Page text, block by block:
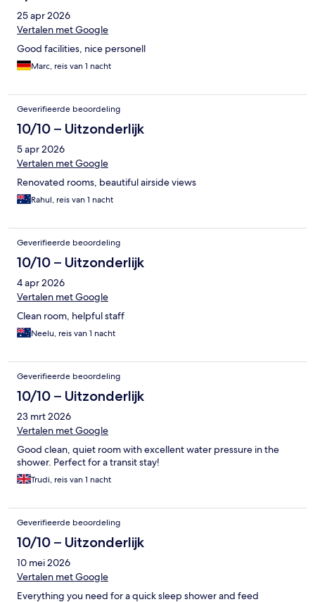
25 apr 2026
Vertalen met Google
Good facilities, nice personell
Marc, reis van 1 nacht
Geverifieerde beoordeling
10/10 – Uitzonderlijk
5 apr 2026
Vertalen met Google
Renovated rooms, beautiful airside views
Rahul, reis van 1 nacht
Geverifieerde beoordeling
10/10 – Uitzonderlijk
4 apr 2026
Vertalen met Google
Clean room, helpful staff
Neelu, reis van 1 nacht
Geverifieerde beoordeling
10/10 – Uitzonderlijk
23 mrt 2026
Vertalen met Google
Good clean, quiet room with excellent water pressure in the
shower. Perfect for a transit stay!
Trudi, reis van 1 nacht
Geverifieerde beoordeling
10/10 – Uitzonderlijk
10 mei 2026
Vertalen met Google
Everything you need for a quick sleep shower and feed